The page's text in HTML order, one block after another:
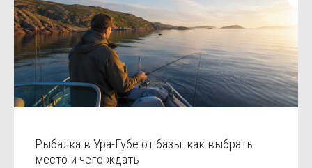
Рыбалка в Ура-Губе от базы: как выбрать
место и чего ждать